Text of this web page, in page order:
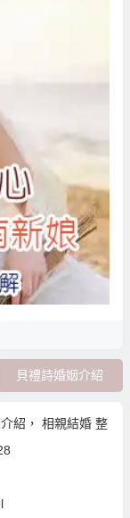
貝禮詩婚姻介紹
紹 ， 相親結婚整